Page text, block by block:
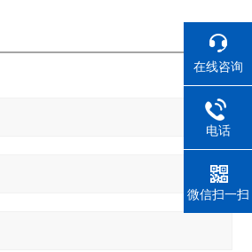
在线咨询
电话
微信扫一扫